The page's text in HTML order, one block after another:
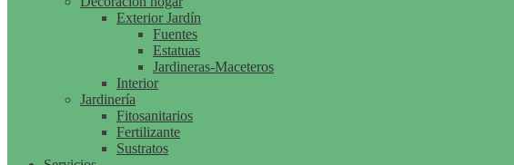
Exterior Jardín
Fuentes
Estatuas
Jardineras-Maceteros
Interior
Jardinería
Fitosanitarios
Fertilizante
Sustratos